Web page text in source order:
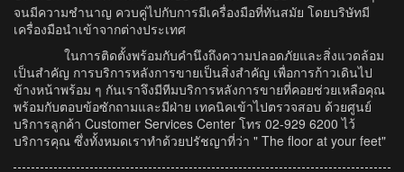
จนมีความชำนาญ ควบคู่ไปกับการมีเครื่องมือที่ทันสมัย โดยบริษัทมี
เครื่องมือนำเข้าจากต่างประเทศ
ในการติดตั้งพร้อมกับคำนึงถึงความปลอดภัยและสิ่งแวดล้อม
เป็นสำคัญ การบริการหลังการขายเป็นสิ่งสำคัญ เพื่อการก้าวเดินไป
ข้างหน้าพร้อม ๆ กันเราจึงมีทีมบริการหลังการขายที่คอยช่วยเหลือคุณ
พร้อมกับตอบข้อซักถามและมีฝ่าย เทคนิคเข้าไปตรวจสอบ ด้วยศูนย์
บริการลูกค้า Customer Services Center โทร 02-929 6200 ไว้
บริการคุณ ซึ่งทั้งหมดเราทำด้วยปรัชญาที่ว่า " The floor at your feet"